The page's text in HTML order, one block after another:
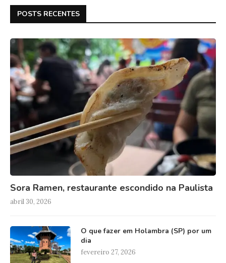
POSTS RECENTES
Sora Ramen, restaurante escondido na Paulista
abril 30, 2026
O que fazer em Holambra (SP) por um
dia
fevereiro 27, 2026